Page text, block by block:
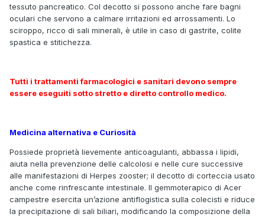
tessuto pancreatico. Col decotto si possono anche fare bagni
oculari che servono a calmare irritazioni ed arrossamenti. Lo
sciroppo, ricco di sali minerali, è utile in caso di gastrite, colite
spastica e stitichezza.
Tutti i trattamenti farmacologici e sanitari devono sempre
essere eseguiti sotto stretto e diretto controllo medico.
Medicina alternativa e Curiosità
Possiede proprietà lievemente anticoagulanti, abbassa i lipidi,
aiuta nella prevenzione delle calcolosi e nelle cure successive
alle manifestazioni di Herpes zooster; il decotto di corteccia usato
anche come rinfrescante intestinale. Il gemmoterapico di Acer
campestre esercita un’azione antiflogistica sulla colecisti e riduce
la precipitazione di sali biliari, modificando la composizione della